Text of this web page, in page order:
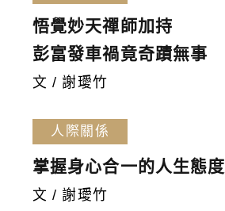
悟覺妙天禪師加持
彭富發車禍竟奇蹟無事
文 / 謝璦竹
人際關係
掌握身心合一的人生態度
文 / 謝璦竹